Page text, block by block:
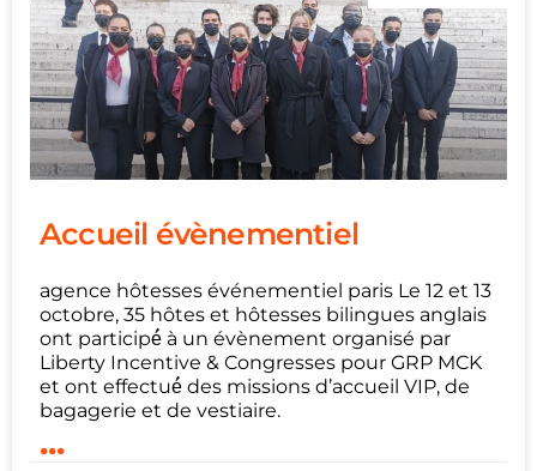
Accueil évènementiel
agence hôtesses événementiel paris Le 12 et 13
octobre, 35 hôtes et hôtesses bilingues anglais
ont participé́ à un évènement organisé par
Liberty Incentive & Congresses pour GRP MCK
et ont effectué́ des missions d’accueil VIP, de
bagagerie et de vestiaire.
...